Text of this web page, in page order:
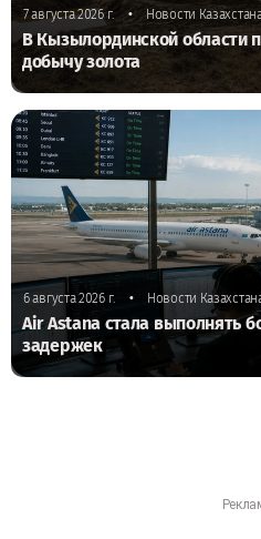
7 августа 2026 г. • Новости
В Кызылординской области
добычу золота
6 августа 2026 г. • Новости
Air Astana стала выполнять
задержек